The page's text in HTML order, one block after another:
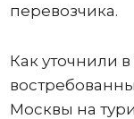
перевозчика.
Как уточнили
Москвы на